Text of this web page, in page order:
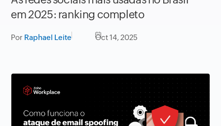
em 2025: ranking completo
Por Raphael Leite Oct 14, 2025